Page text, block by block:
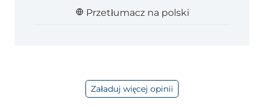
Przetłumacz na polski
Załaduj więcej opinii